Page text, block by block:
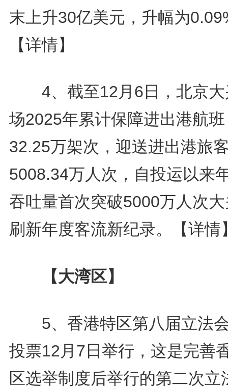
末上升30亿美元，升幅为
【详情】
4、截至12月6日，北京大
场2025年累计保障进出港航班
32.25万架次，迎送进出港旅
5008.34万人次，自投运以来
吞吐量首次突破5000万人次
刷新年度客流新纪录。
【详情
【大湾区】
5、香港特区第八届立法
投票12月7日举行，这是完善
区选举制度后举行的第二次立